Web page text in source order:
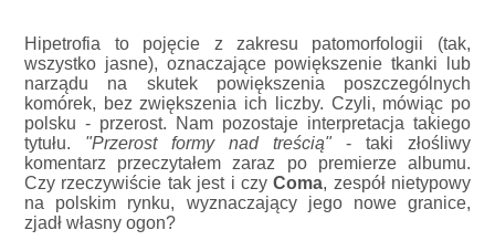
Hipetrofia to pojęcie z zakresu patomorfologii (tak,
wszystko jasne), oznaczające powiększenie tkanki lub
narządu na skutek powiększenia poszczególnych
komórek, bez zwiększenia ich liczby. Czyli, mówiąc po
polsku - przerost. Nam pozostaje interpretacja takiego
tytułu. "Przerost formy nad treścią"- taki złośliwy
komentarz przeczytałem zaraz po premierze albumu.
Czy rzeczywiście tak jest i czyComa, zespół nietypowy
na polskim rynku, wyznaczający jego nowe granice,
zjadł własny ogon?